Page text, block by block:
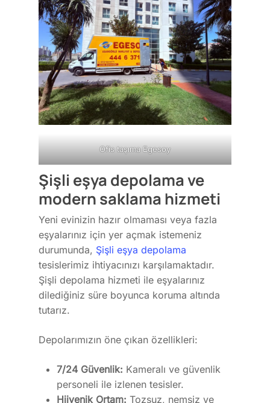
Ofis taşıma Egesoy
Şişli eşya depolama ve
modern saklama hizmeti
Yeni evinizin hazır olmaması veya fazla
eşyalarınız için yer açmak istemeniz
durumunda, Şişli eşya depolama
tesislerimiz ihtiyacınızı karşılamaktadır.
Şişli depolama hizmeti ile eşyalarınız
dilediğiniz süre boyunca koruma altında
tutarız.
Depolarımızın öne çıkan özellikleri:
7/24 Güvenlik: Kameralı ve güvenlik
personeli ile izlenen tesisler.
Hijyenik Ortam: Tozsuz, nemsiz ve
Anasayfa
Hizmetlerimiz
Piyano Taşıma
Fuar Taşıma
Banka Taşıma
Hizmet Bölgeleri
İletişim
Altayçeşme mh